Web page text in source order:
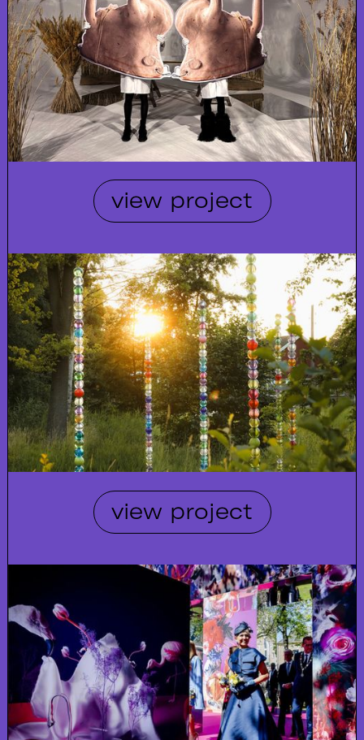
view project
view project